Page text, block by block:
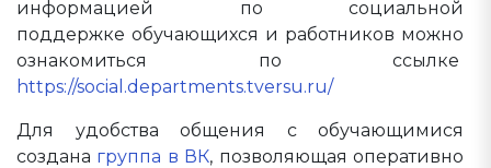
информацией по социальной
поддержке обучающихся и работников можно
ознакомиться по ссылке
https://social.departments.tversu.ru/
Для удобства общения с обучающимися
создана группа в ВК, позволяющая оперативно